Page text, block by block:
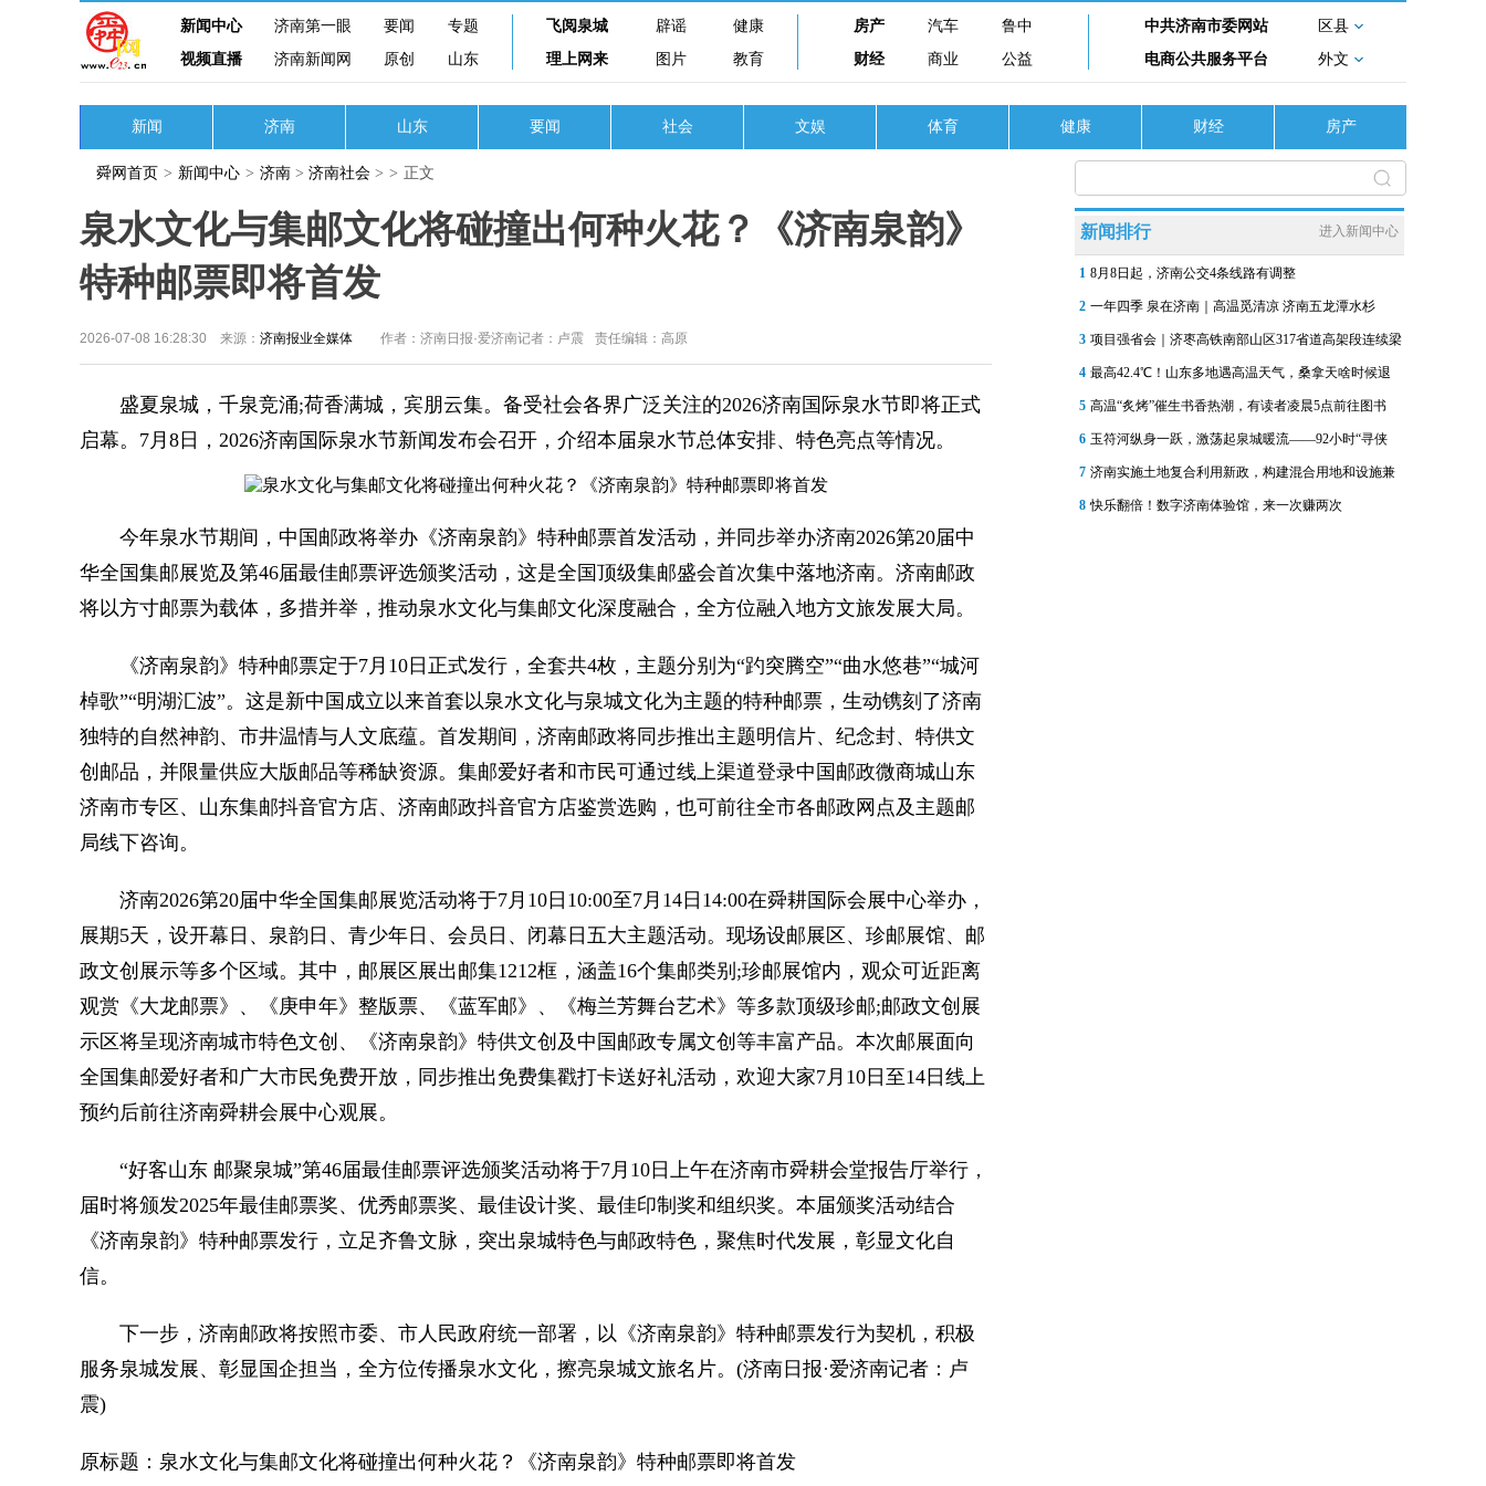
新闻中心 济南第一眼 要闻
专题
视频直播
济南新闻网 原创 山东
飞阅泉城 辟谣
健康
理上网来
图片 教育
房产 汽车
鲁中
财经
商业 公益
中共济南市委网站
区县
电商公共服务平台
外文
新闻 济南 山东 要闻 社会 文娱 体育 健康 财经 房产
舜网首页 > 新闻中心 > 济南 > 济南社会 > > 正文
泉水文化与集邮文化将碰撞出何种火花？《济南泉韵》
特种邮票即将首发
2026-07-08 16:28:30 来源： 济南报业全媒体 作者：济南日报·爱济南记者：卢震 责任编辑：高原
盛夏泉城，千泉竞涌;荷香满城，宾朋云集。备受社会各界广泛关注的2026济南国际泉水节即将正式
启幕。7月8日，2026济南国际泉水节新闻发布会召开，介绍本届泉水节总体安排、特色亮点等情况。
今年泉水节期间，中国邮政将举办《济南泉韵》特种邮票首发活动，并同步举办济南2026第20届中
华全国集邮展览及第46届最佳邮票评选颁奖活动，这是全国顶级集邮盛会首次集中落地济南。济南邮政
将以方寸邮票为载体，多措并举，推动泉水文化与集邮文化深度融合，全方位融入地方文旅发展大局。
《济南泉韵》特种邮票定于7月10日正式发行，全套共4枚，主题分别为“趵突腾空”“曲水悠巷”“城河
棹歌”“明湖汇波”。这是新中国成立以来首套以泉水文化与泉城文化为主题的特种邮票，生动镌刻了济南
独特的自然神韵、市井温情与人文底蕴。首发期间，济南邮政将同步推出主题明信片、纪念封、特供文
创邮品，并限量供应大版邮品等稀缺资源。集邮爱好者和市民可通过线上渠道登录中国邮政微商城山东
济南市专区、山东集邮抖音官方店、济南邮政抖音官方店鉴赏选购，也可前往全市各邮政网点及主题邮
局线下咨询。
济南2026第20届中华全国集邮展览活动将于7月10日10:00至7月14日14:00在舜耕国际会展中心举办，
展期5天，设开幕日、泉韵日、青少年日、会员日、闭幕日五大主题活动。现场设邮展区、珍邮展馆、邮
政文创展示等多个区域。其中，邮展区展出邮集1212框，涵盖16个集邮类别;珍邮展馆内，观众可近距离
观赏《大龙邮票》、《庚申年》整版票、《蓝军邮》、《梅兰芳舞台艺术》等多款顶级珍邮;邮政文创展
示区将呈现济南城市特色文创、《济南泉韵》特供文创及中国邮政专属文创等丰富产品。本次邮展面向
全国集邮爱好者和广大市民免费开放，同步推出免费集戳打卡送好礼活动，欢迎大家7月10日至14日线上
预约后前往济南舜耕会展中心观展。
“好客山东 邮聚泉城”第46届最佳邮票评选颁奖活动将于7月10日上午在济南市舜耕会堂报告厅举行，
届时将颁发2025年最佳邮票奖、优秀邮票奖、最佳设计奖、最佳印制奖和组织奖。本届颁奖活动结合
《济南泉韵》特种邮票发行，立足齐鲁文脉，突出泉城特色与邮政特色，聚焦时代发展，彰显文化自
信。
下一步，济南邮政将按照市委、市人民政府统一部署，以《济南泉韵》特种邮票发行为契机，积极
服务泉城发展、彰显国企担当，全方位传播泉水文化，擦亮泉城文旅名片。(济南日报·爱济南记者：卢
震)
原标题：泉水文化与集邮文化将碰撞出何种火花？《济南泉韵》特种邮票即将首发
新闻排行 进入新闻中心
1 8月8日起，济南公交4条线路有调整
2 一年四季 泉在济南｜高温觅清凉 济南五龙潭水杉
3 项目强省会｜济枣高铁南部山区317省道高架段连续梁
4 最高42.4℃！山东多地遇高温天气，桑拿天啥时候退
5 高温“炙烤”催生书香热潮，有读者凌晨5点前往图书
6 玉符河纵身一跃，激荡起泉城暖流——92小时“寻侠
7 济南实施土地复合利用新政，构建混合用地和设施兼
8 快乐翻倍！数字济南体验馆，来一次赚两次